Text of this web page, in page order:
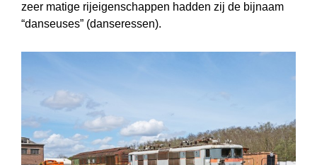
zeer matige rijeigenschappen hadden zij de bijnaam
“danseuses” (danseressen).